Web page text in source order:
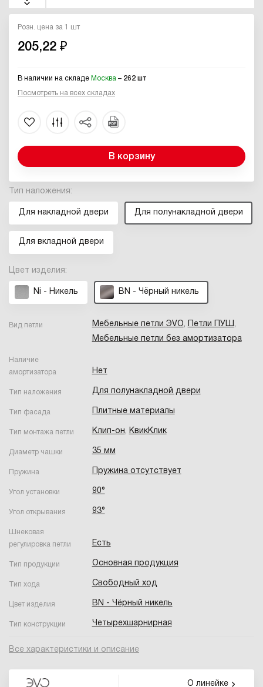
Тип наложения:
Для накладной двери Для полунакладной двери
Для вкладной двери
Цвет изделия:
Ni - Никель BN - Чёрный никель
Вид петли Мебельные петли ЭVO, Петли ПУШ,
Мебельные петли без амортизатора
Наличие
амортизатора
Нет
Тип наложения Для полунакладной двери
Тип фасада Плитные материалы
Тип монтажа петли Клип-он, КвикКлик
Диаметр чашки 35 мм
Пружина Пружина отсутствует
Угол установки 90°
Угол открывания 93°
Шнековая
регулировка петли
Есть
Тип продукции Основная продукция
Тип хода Свободный ход
Цвет изделия BN - Чёрный никель
Тип конструкции Четырехшарнирная
Все характеристики и описание
О линейке
Розн. цена за 1 шт
205,22 ₽
В наличии на складе Москва – 262 шт
Посмотреть на всех складах
В корзину